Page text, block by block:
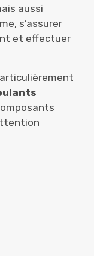
aussi
s’assurer
et effectuer